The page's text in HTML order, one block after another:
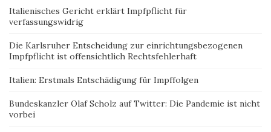
Italienisches Gericht erklärt Impfpflicht für
verfassungswidrig
Die Karlsruher Entscheidung zur einrichtungsbezogenen
Impfpflicht ist offensichtlich Rechtsfehlerhaft
Italien: Erstmals Entschädigung für Impffolgen
Bundeskanzler Olaf Scholz auf Twitter: Die Pandemie ist nicht
vorbei